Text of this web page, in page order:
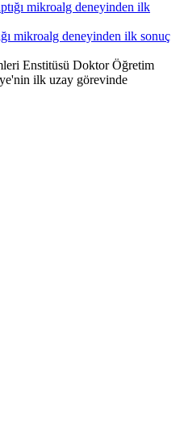
mikroalg deneyinden ilk sonuç
Enstitüsü Doktor Öğretim
ilk uzay görevinde